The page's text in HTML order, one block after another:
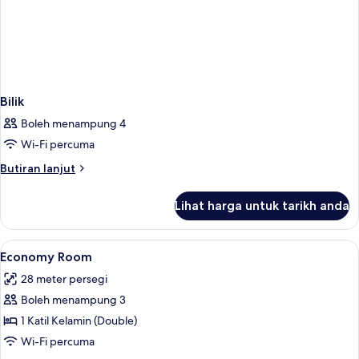
Bilik
Boleh menampung 4
Wi-Fi percuma
Butiran lanjut
Butiran
Lihat harga untuk tarikh anda
Lihat
semua
foto
untuk
Economy
Room
Bar mini, meja, kalis bunyi, Wi-fi
2
Economy Room
28 meter persegi
Boleh menampung 3
1 Katil Kelamin (Double)
Wi-Fi percuma